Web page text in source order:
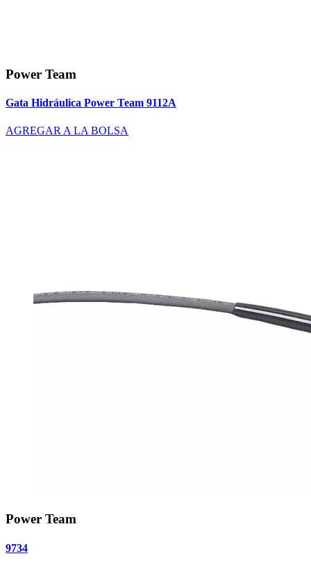
Power Team
Gata Hidráulica Power Team 9112A
AGREGAR A LA BOLSA
Power Team
9734